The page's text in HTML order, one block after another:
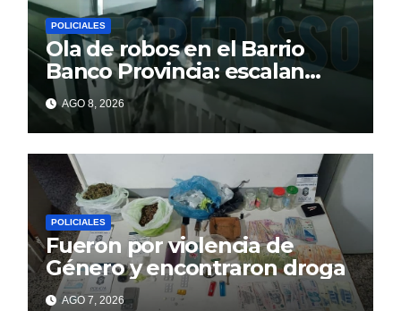
POLICIALES
Ola de robos en el Barrio
Banco Provincia: escalan
paredes en la noche y nadie
responde
AGO 8, 2026
POLICIALES
Fueron por violencia de
Género y encontraron droga
AGO 7, 2026